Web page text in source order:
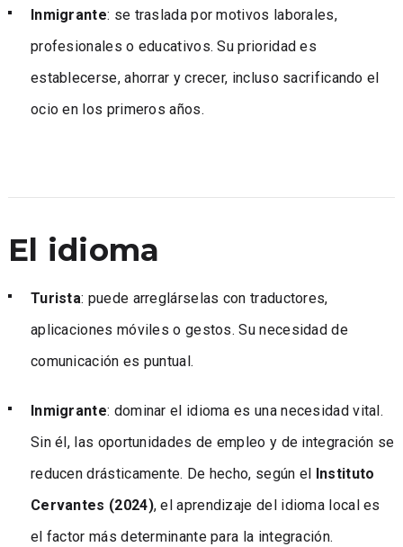
Inmigrante: se traslada por motivos laborales,
profesionales o educativos. Su prioridad es
establecerse, ahorrar y crecer, incluso sacrificando el
ocio en los primeros años.
El idioma
Turista: puede arreglárselas con traductores,
aplicaciones móviles o gestos. Su necesidad de
comunicación es puntual.
Inmigrante: dominar el idioma es una necesidad vital.
Sin él, las oportunidades de empleo y de integración se
reducen drásticamente. De hecho, según el Instituto
Cervantes (2024), el aprendizaje del idioma local es
el factor más determinante para la integración.